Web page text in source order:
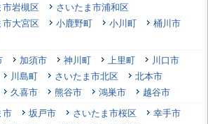
市岩槻区
さいたま市浦和区
市大宮区
小鹿野町 小川町
桶川市
加須市 神川町 上里町
川口市
川島町 さいたま市北区
北本市
久喜市 熊谷市 鴻巣市 越谷市
市 坂戸市 さいたま市桜区
幸手市